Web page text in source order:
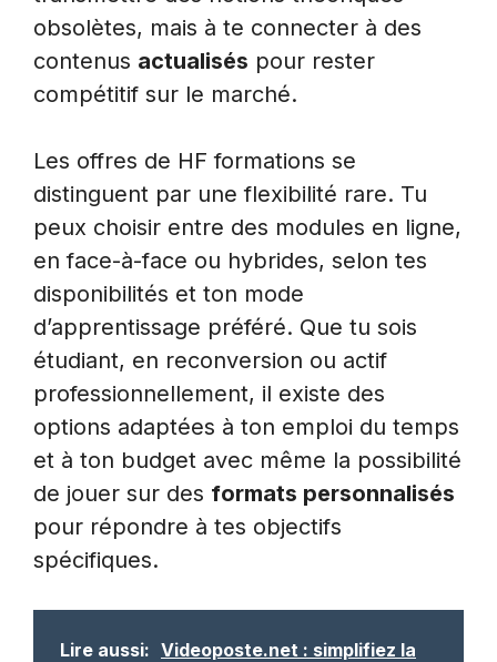
obsolètes, mais à te connecter à des
contenus actualisés pour rester
compétitif sur le marché.
Les offres de HF formations se
distinguent par une flexibilité rare. Tu
peux choisir entre des modules en ligne,
en face-à-face ou hybrides, selon tes
disponibilités et ton mode
d’apprentissage préféré. Que tu sois
étudiant, en reconversion ou actif
professionnellement, il existe des
options adaptées à ton emploi du temps
et à ton budget avec même la possibilité
de jouer sur des formats personnalisés
pour répondre à tes objectifs
spécifiques.
Lire aussi: Videoposte.net : simplifiez la